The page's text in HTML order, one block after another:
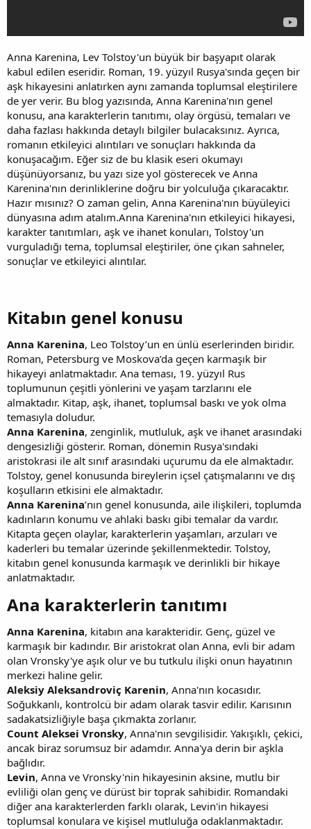
Anna Karenina, Lev Tolstoy'un büyük bir başyapıt olarak
kabul edilen eseridir. Roman, 19. yüzyıl Rusya'sında geçen bir
aşk hikayesini anlatırken aynı zamanda toplumsal eleştirilere
de yer verir. Bu blog yazısında, Anna Karenina'nın genel
konusu, ana karakterlerin tanıtımı, olay örgüsü, temaları ve
daha fazlası hakkında detaylı bilgiler bulacaksınız. Ayrıca,
romanın etkileyici alıntıları ve sonuçları hakkında da
konuşacağım. Eğer siz de bu klasik eseri okumayı
düşünüyorsanız, bu yazı size yol gösterecek ve Anna
Karenina'nın derinliklerine doğru bir yolculuğa çıkaracaktır.
Hazır mısınız? O zaman gelin, Anna Karenina'nın büyüleyici
dünyasına adım atalım.Anna Karenina'nın etkileyici hikayesi,
karakter tanıtımları, aşk ve ihanet konuları, Tolstoy'un
vurguladığı tema, toplumsal eleştiriler, öne çıkan sahneler,
sonuçlar ve etkileyici alıntılar.
Kitabın genel konusu​
Anna Karenina, Leo Tolstoy’un en ünlü eserlerinden biridir.
Roman, Petersburg ve Moskova’da geçen karmaşık bir
hikayeyi anlatmaktadır. Ana teması, 19. yüzyıl Rus
toplumunun çeşitli yönlerini ve yaşam tarzlarını ele
almaktadır. Kitap, aşk, ihanet, toplumsal baskı ve yok olma
temasıyla doludur.
Anna Karenina, zenginlik, mutluluk, aşk ve ihanet arasındaki
dengesizliği gösterir. Roman, dönemin Rusya'sındaki
aristokrasi ile alt sınıf arasındaki uçurumu da ele almaktadır.
Tolstoy, genel konusunda bireylerin içsel çatışmalarını ve dış
koşulların etkisini ele almaktadır.
Anna Karenina’nın genel konusunda, aile ilişkileri, toplumda
kadınların konumu ve ahlaki baskı gibi temalar da vardır.
Kitapta geçen olaylar, karakterlerin yaşamları, arzuları ve
kaderleri bu temalar üzerinde şekillenmektedir. Tolstoy,
kitabın genel konusunda karmaşık ve derinlikli bir hikaye
anlatmaktadır.
Ana karakterlerin tanıtımı​
Anna Karenina, kitabın ana karakteridir. Genç, güzel ve
karmaşık bir kadındır. Bir aristokrat olan Anna, evli bir adam
olan Vronsky'ye aşık olur ve bu tutkulu ilişki onun hayatının
merkezi haline gelir.
Aleksiy Aleksandroviç Karenin, Anna'nın kocasıdır.
Soğukkanlı, kontrolcü bir adam olarak tasvir edilir. Karısının
sadakatsizliğiyle başa çıkmakta zorlanır.
Count Aleksei Vronsky, Anna'nın sevgilisidir. Yakışıklı, çekici,
ancak biraz sorumsuz bir adamdır. Anna'ya derin bir aşkla
bağlıdır.
Levin, Anna ve Vronsky'nin hikayesinin aksine, mutlu bir
evliliği olan genç ve dürüst bir toprak sahibidir. Romandaki
diğer ana karakterlerden farklı olarak, Levin'in hikayesi
toplumsal konulara ve kişisel mutluluğa odaklanmaktadır.